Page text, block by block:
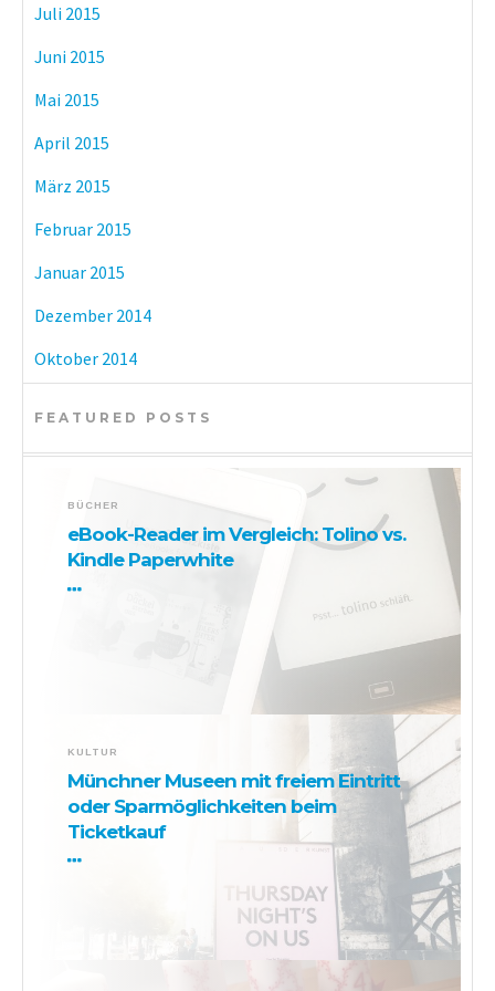
Juli 2015
Juni 2015
Mai 2015
April 2015
März 2015
Februar 2015
Januar 2015
Dezember 2014
Oktober 2014
FEATURED POSTS
BÜCHER
eBook-Reader im Vergleich: Tolino vs.
Kindle Paperwhite
KULTUR
Münchner Museen mit freiem Eintritt
oder Sparmöglichkeiten beim
Ticketkauf